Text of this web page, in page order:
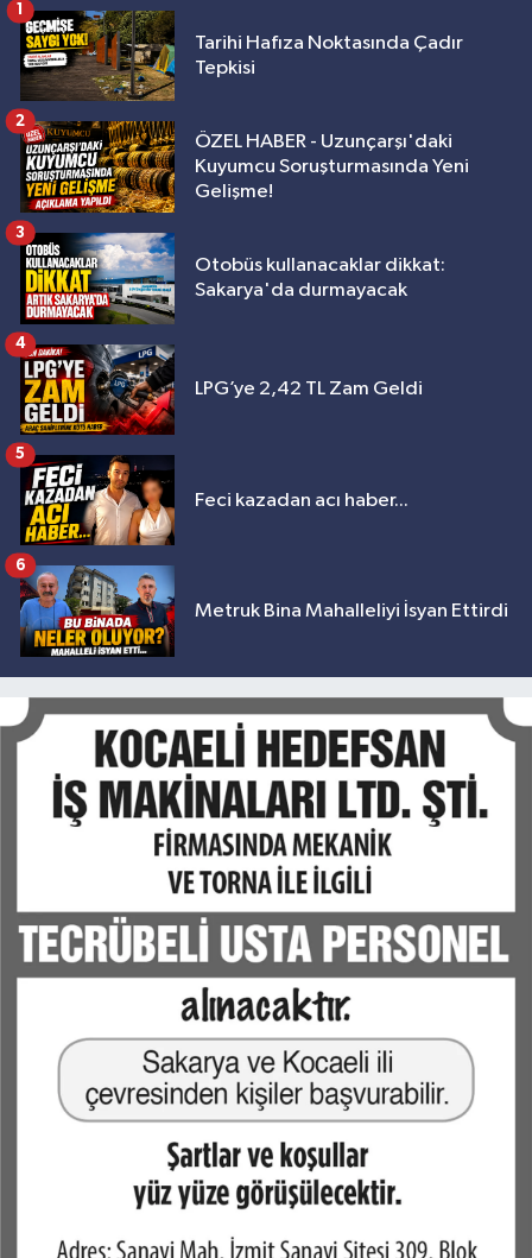
Tarihi Hafıza Noktasında Çadır
Tepkisi
1
ÖZEL HABER - Uzunçarşı'daki
Kuyumcu Soruşturmasında Yeni
Gelişme!
2
Otobüs kullanacaklar dikkat:
Sakarya'da durmayacak
3
LPG’ye 2,42 TL Zam Geldi
4
Feci kazadan acı haber...
5
Metruk Bina Mahalleliyi İsyan Ettirdi
6